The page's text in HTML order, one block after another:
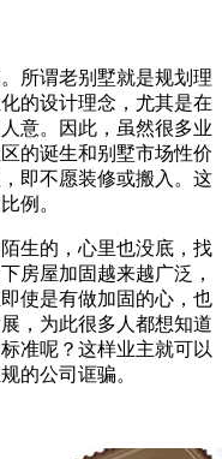
所谓老别墅就是规划理
的设计理念，尤其是在
意。因此，虽然很多业
的诞生和别墅市场性价
即不愿装修或搬入。这
例。
生的，心里也没底，找
房屋加固越来越广泛，
使是有做加固的心，也
，为此很多人都想知道
准呢？这样业主就可以
的公司诓骗。